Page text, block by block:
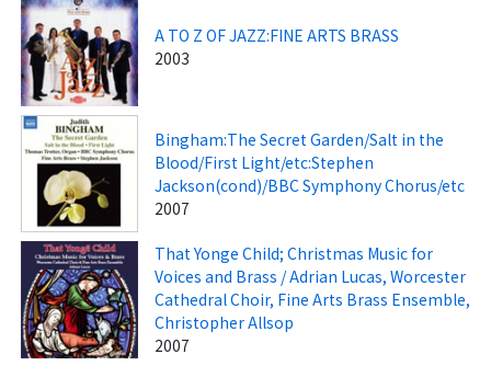
A TO Z OF JAZZ:FINE ARTS BRASS
2003
Bingham:The Secret Garden/Salt in the
Blood/First Light/etc:Stephen
Jackson(cond)/BBC Symphony Chorus/etc
2007
That Yonge Child; Christmas Music for
Voices and Brass / Adrian Lucas, Worcester
Cathedral Choir, Fine Arts Brass Ensemble,
Christopher Allsop
2007